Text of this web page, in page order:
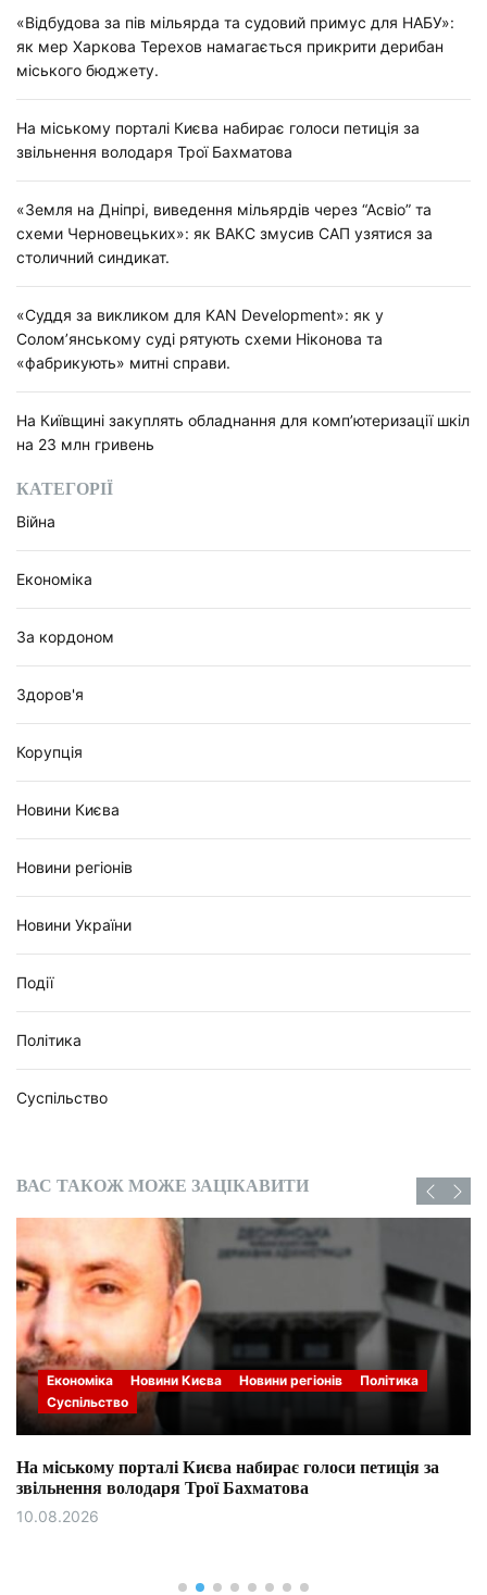
«Відбудова за пів мільярда та судовий примус для НАБУ»:
як мер Харкова Терехов намагається прикрити дерибан
міського бюджету.
На міському порталі Києва набирає голоси петиція за
звільнення володаря Трої Бахматова
«Земля на Дніпрі, виведення мільярдів через “Асвіо” та
схеми Черновецьких»: як ВАКС змусив САП узятися за
столичний синдикат.
«Суддя за викликом для KAN Development»: як у
Солом’янському суді рятують схеми Ніконова та
«фабрикують» митні справи.
На Київщині закуплять обладнання для комп’ютеризації шкіл
на 23 млн гривень
КАТЕГОРІЇ
Війна
Економіка
За кордоном
Здоров'я
Корупція
Новини Києва
Новини регіонів
Новини України
Події
Політика
Суспільство
ВАС ТАКОЖ МОЖЕ ЗАЦІКАВИТИ
Економіка Новини Києва Новини регіонів
Політика
Суспільство
На міському порталі Києва набирає голоси петиція за
звільнення володаря Трої Бахматова
10.08.2026